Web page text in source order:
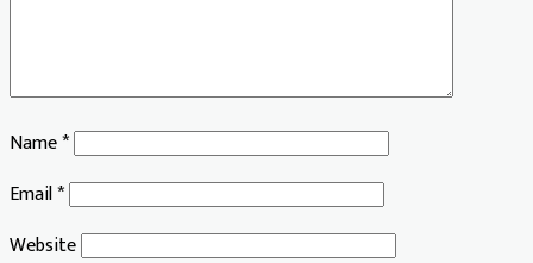
Name*
Email*
Website